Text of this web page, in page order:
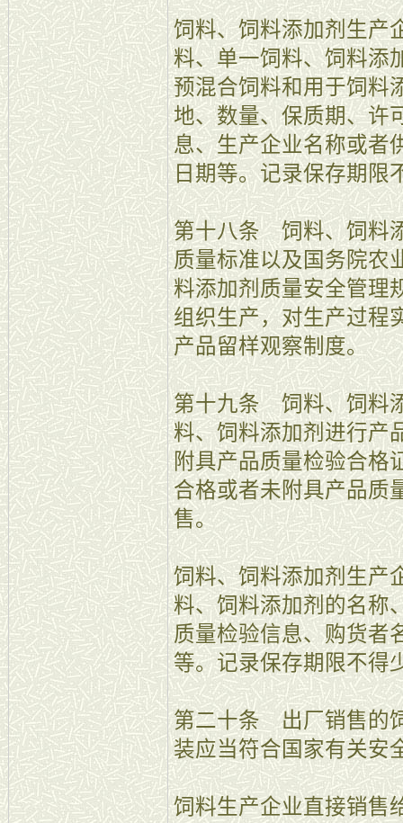
饲料、饲料添加剂生产
料、单一饲料、饲料添
预混合饲料和用于饲料
地、数量、保质期、许
息、生产企业名称或者
日期等。记录保存期限
第十八条 饲料、饲料
质量标准以及国务院农
料添加剂质量安全管理
组织生产，对生产过程
产品留样观察制度。
第十九条 饲料、饲料
料、饲料添加剂进行产
附具产品质量检验合格
合格或者未附具产品质
售。
饲料、饲料添加剂生产
料、饲料添加剂的名称
质量检验信息、购货者
等。记录保存期限不得
第二十条 出厂销售的
装应当符合国家有关安
饲料生产企业直接销售